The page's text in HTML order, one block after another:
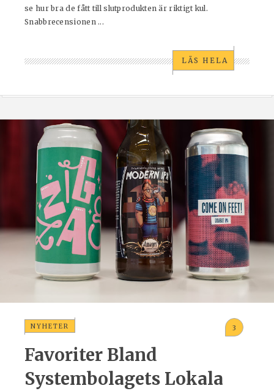
se hur bra de fått till slutprodukten är riktigt kul.
Snabbrecensionen ...
LÄS HELA
NYHETER 3
Favoriter Bland
Systembolagets Lokala